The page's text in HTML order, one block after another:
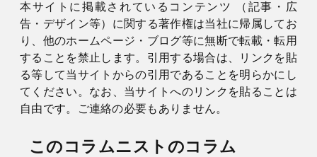
本サイトに掲載されているコンテンツ （記事・広
告・デザイン等）に関する著作権は当社に帰属してお
り、他のホームページ・ブログ等に無断で転載・転用
することを禁止します。引用する場合は、リンクを貼
る等して当サイトからの引用であることを明らかにし
てください。なお、当サイトへのリンクを貼ることは
自由です。ご連絡の必要もありません。
このコラムニストのコラム